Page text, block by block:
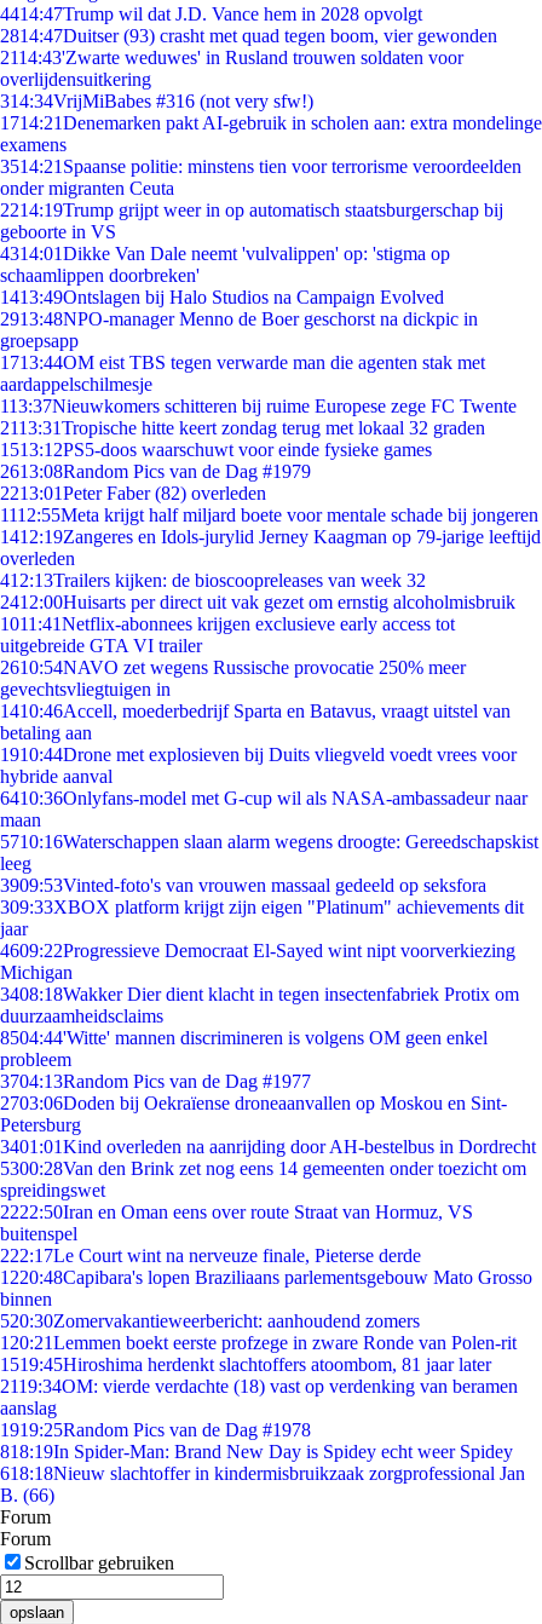
4414:47Trump wil dat J.D. Vance hem in 2028 opvolgt
2814:47Duitser (93) crasht met quad tegen boom, vier gewonden
2114:43'Zwarte weduwes' in Rusland trouwen soldaten voor
overlijdensuitkering
314:34VrijMiBabes #316 (not very sfw!)
1714:21Denemarken pakt AI-gebruik in scholen aan: extra mondelinge
examens
3514:21 Spaanse politie: minstens tien voor terrorisme veroordeelden
onder migranten Ceuta
2214:19Trump grijpt weer in op automatisch staatsburgerschap bij
geboorte in VS
4314:01Dikke Van Dale neemt 'vulvalippen' op: 'stigma op
schaamlippen doorbreken'
1413:49Ontslagen bij Halo Studios na Campaign Evolved
2913:48NPO-manager Menno de Boer geschorst na dickpic in
groepsapp
1713:44OM eist TBS tegen verwarde man die agenten stak met
aardappelschilmesje
113:37Nieuwkomers schitteren bij ruime Europese zege FC Twente
2113:31Tropische hitte keert zondag terug met lokaal 32 graden
1513:12PS5-doos waarschuwt voor einde fysieke games
2613:08Random Pics van de Dag #1979
2213:01Peter Faber (82) overleden
1112:55Meta krijgt half miljard boete voor mentale schade bij jongeren
1412:19Zangeres en Idols-jurylid Jerney Kaagman op 79-jarige leeftijd
overleden
412:13Trailers kijken: de bioscoopreleases van week 32
2412:00Huisarts per direct uit vak gezet om ernstig alcoholmisbruik
1011:41Netflix-abonnees krijgen exclusieve early access tot
uitgebreide GTA VI trailer
2610:54NAVO zet wegens Russische provocatie 250% meer
gevechtsvliegtuigen in
1410:46Accell, moederbedrijf Sparta en Batavus, vraagt uitstel van
betaling aan
1910:44Drone met explosieven bij Duits vliegveld voedt vrees voor
hybride aanval
6410:36Onlyfans-model met G-cup wil als NASA-ambassadeur naar
maan
5710:16Waterschappen slaan alarm wegens droogte: Gereedschapskist
leeg
3909:53Vinted-foto's van vrouwen massaal gedeeld op seksfora
309:33XBOX platform krijgt zijn eigen "Platinum" achievements dit
jaar
4609:22Progressieve Democraat El-Sayed wint nipt voorverkiezing
Michigan
3408:18Wakker Dier dient klacht in tegen insectenfabriek Protix om
duurzaamheidsclaims
8504:44'Witte' mannen discrimineren is volgens OM geen enkel
probleem
3704:13Random Pics van de Dag #1977
2703:06Doden bij Oekraïense droneaanvallen op Moskou en Sint-
Petersburg
3401:01Kind overleden na aanrijding door AH-bestelbus in Dordrecht
5300:28Van den Brink zet nog eens 14 gemeenten onder toezicht om
spreidingswet
2222:50Iran en Oman eens over route Straat van Hormuz, VS
buitenspel
222:17Le Court wint na nerveuze finale, Pieterse derde
1220:48Capibara's lopen Braziliaans parlementsgebouw Mato Grosso
binnen
520:30Zomervakantieweerbericht: aanhoudend zomers
1 20:21Lemmen boekt eerste profzege in zware Ronde van Polen-rit
1519:45Hiroshima herdenkt slachtoffers atoombom, 81 jaar later
2119:34OM: vierde verdachte (18) vast op verdenking van beramen
aanslag
1919:25Random Pics van de Dag #1978
818:19In Spider-Man: Brand New Day is Spidey echt weer Spidey
618:18Nieuw slachtoffer in kindermisbruikzaak zorgprofessional Jan
B. (66)
Forum
Forum
Scrollbar gebruiken
opslaan